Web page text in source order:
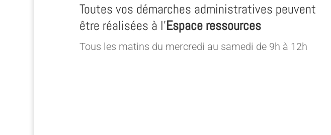
Toutes vos démarches administratives peuvent
être réalisées à l’Espace ressources
Tous les matins du mercredi au samedi de 9h à 12h